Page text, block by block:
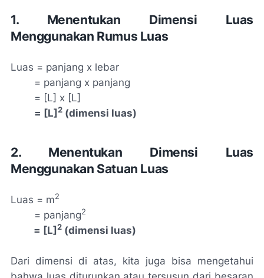
1. Menentukan Dimensi Luas
Menggunakan Rumus Luas
Luas = panjang x lebar
= panjang x panjang
= [L] x [L]
= [L]2 (dimensi luas)
2. Menentukan Dimensi Luas
Menggunakan Satuan Luas
Luas = m2
= panjang2
= [L]2 (dimensi luas)
Dari dimensi di atas, kita juga bisa mengetahui